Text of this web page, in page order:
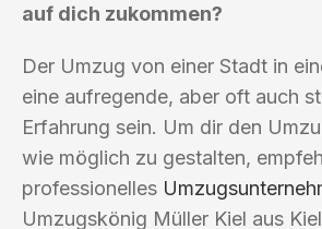
auf dich zukommen?
Der Umzug von einer Stadt in
eine aufregende, aber oft auch
Erfahrung sein. Um dir den
wie möglich zu gestalten,
professionelles
Umzugskönig Müller Kiel aus